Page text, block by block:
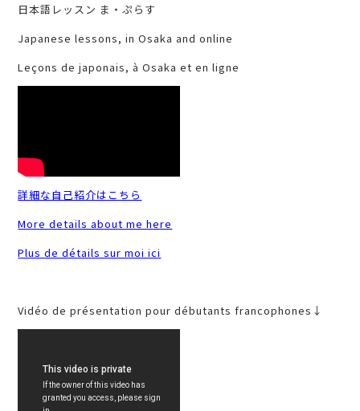
日本語レッスン ま・ぷらす
Japanese lessons, in Osaka and online
Leçons de japonais, à Osaka et en ligne
詳細な自己紹介はこちら
More details about me here
Plus de détails sur moi ici
Vidéo de présentation pour débutants francophones↓